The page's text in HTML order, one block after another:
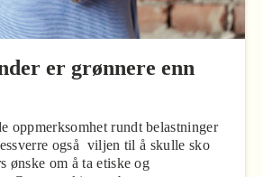
er grønnere enn
oppmerksomhet rundt belastninger
også viljen til å skulle sko
ønske om å ta etiske og